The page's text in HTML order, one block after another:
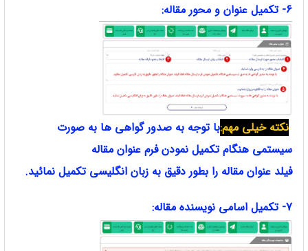
6- تکمیل عنوان و محور مقاله:
نکته خیلی مهم:با توجه به صدور گواهی ها به صورت
سیستمی هنگام تکمیل نمودن فرم عنوان مقاله
فیلد عنوان مقاله را بطور دقیق به زبان انگلیسی تکمیل نمائید.
7- تکمیل اسامی نویسنده مقاله: